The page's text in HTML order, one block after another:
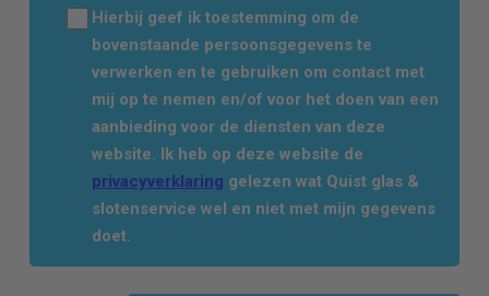
Hierbij geef ik toestemming om de
bovenstaande persoonsgegevens te
verwerken en te gebruiken om contact met
mij op te nemen en/of voor het doen van een
aanbieding voor de diensten van deze
website. Ik heb op deze website de
privacyverklaring gelezen wat Quist glas &
slotenservice wel en niet met mijn gegevens
doet.